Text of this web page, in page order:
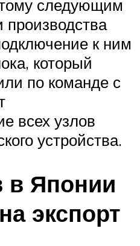
следующим
к ним
который
по команде с
всех узлов
устройства.
в Японии
экспорт